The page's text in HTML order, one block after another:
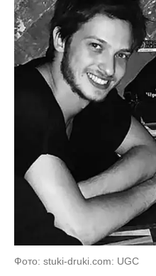
Фото: stuki-druki.com: UGC